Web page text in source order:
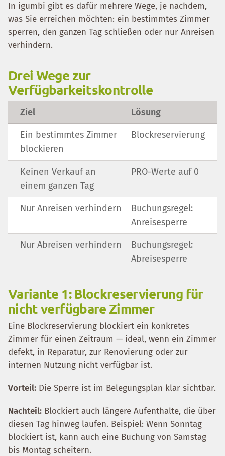
In igumbi gibt es dafür mehrere Wege, je nachdem,
was Sie erreichen möchten: ein bestimmtes Zimmer
sperren, den ganzen Tag schließen oder nur Anreisen
verhindern.
Drei Wege zur
Verfügbarkeitskontrolle
Ziel Lösung
Ein bestimmtes Zimmer
blockieren
Blockreservierung
Keinen Verkauf an
einem ganzen Tag
PRO-Werte auf 0
Nur Anreisen verhindern
Buchungsregel:
Anreisesperre
Nur Abreisen verhindern
Buchungsregel:
Abreisesperre
Variante 1: Blockreservierung für
nicht verfügbare Zimmer
Eine Blockreservierung blockiert ein konkretes
Zimmer für einen Zeitraum — ideal, wenn ein Zimmer
defekt, in Reparatur, zur Renovierung oder zur
internen Nutzung nicht verfügbar ist.
Vorteil: Die Sperre ist im Belegungsplan klar sichtbar.
Nachteil: Blockiert auch längere Aufenthalte, die über
diesen Tag hinweg laufen. Beispiel: Wenn Sonntag
blockiert ist, kann auch eine Buchung von Samstag
bis Montag scheitern.